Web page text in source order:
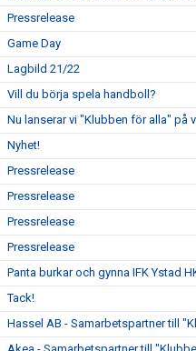
Pressrelease
Game Day
Lagbild 21/22
Vill du börja spela handboll?
Nu lanserar vi "Klubben för alla" på
Nyhet!
Pressrelease
Pressrelease
Pressrelease
Pressrelease
Panta burkar och gynna IFK Ystad
Tack!
Hassel AB - Samarbetspartner till